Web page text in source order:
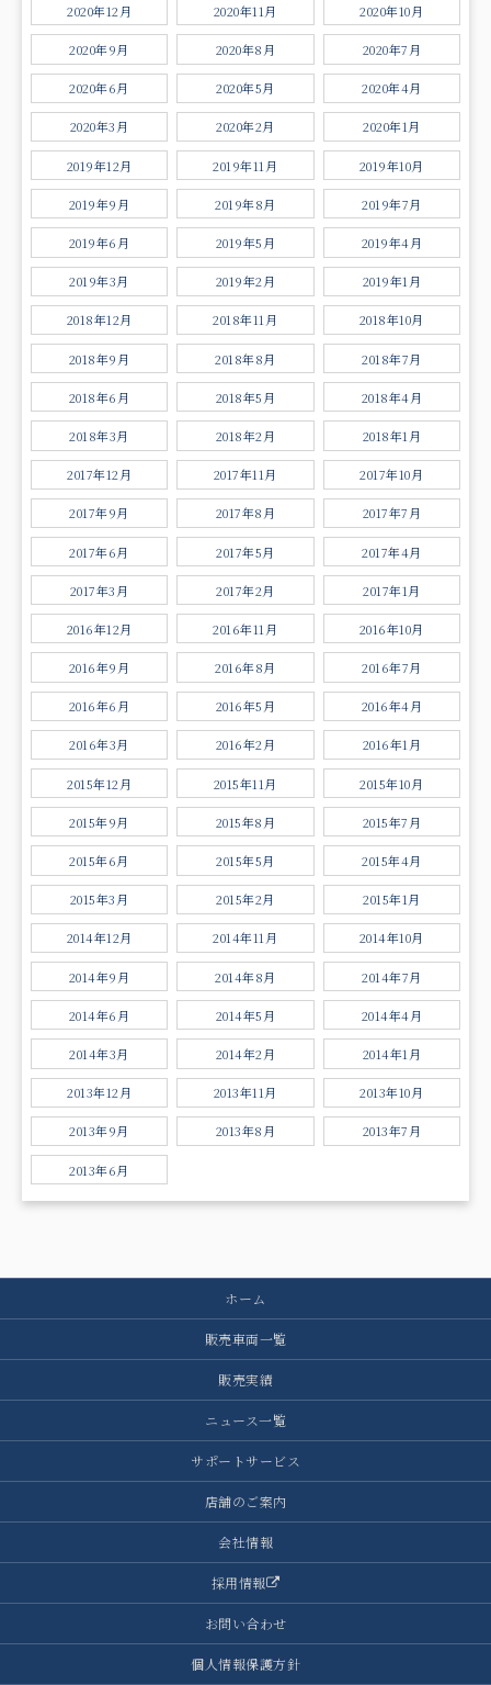
2020年12月 2020年11月 2020年10月
2020年9月 2020年8月 2020年7月
2020年6月 2020年5月 2020年4月
2020年3月 2020年2月 2020年1月
2019年12月 2019年11月 2019年10月
2019年9月 2019年8月 2019年7月
2019年6月 2019年5月 2019年4月
2019年3月 2019年2月 2019年1月
2018年12月 2018年11月 2018年10月
2018年9月 2018年8月 2018年7月
2018年6月 2018年5月 2018年4月
2018年3月 2018年2月 2018年1月
2017年12月 2017年11月 2017年10月
2017年9月 2017年8月 2017年7月
2017年6月 2017年5月 2017年4月
2017年3月 2017年2月 2017年1月
2016年12月 2016年11月 2016年10月
2016年9月 2016年8月 2016年7月
2016年6月 2016年5月 2016年4月
2016年3月 2016年2月 2016年1月
2015年12月 2015年11月 2015年10月
2015年9月 2015年8月 2015年7月
2015年6月 2015年5月 2015年4月
2015年3月 2015年2月 2015年1月
2014年12月 2014年11月 2014年10月
2014年9月 2014年8月 2014年7月
2014年6月 2014年5月 2014年4月
2014年3月 2014年2月 2014年1月
2013年12月 2013年11月 2013年10月
2013年9月 2013年8月 2013年7月
2013年6月
ホーム
販売車両一覧
販売実績
ニュース一覧
サポートサービス
店舗のご案内
会社情報
採用情報
お問い合わせ
個人情報保護方針